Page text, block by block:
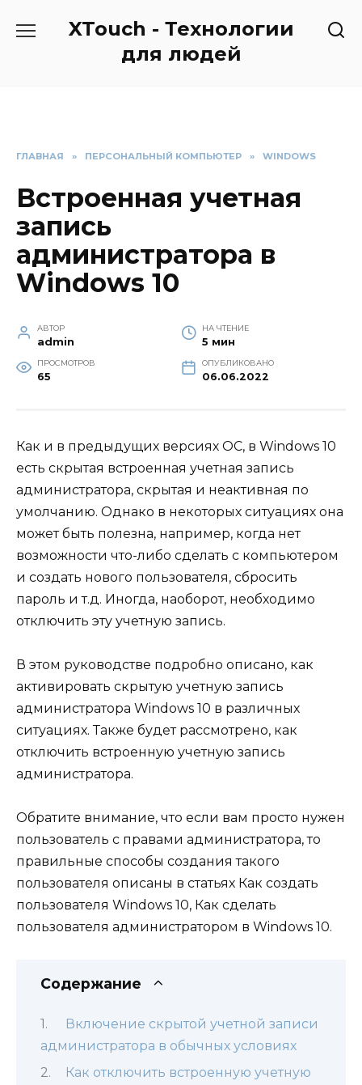
XTouch - Технологии
для людей
ГЛАВНАЯ » ПЕРСОНАЛЬНЫЙ КОМПЬЮТЕР » WINDOWS
Встроенная учетная
запись
администратора в
Windows 10
АВТОР
admin
НА ЧТЕНИЕ
5 мин
ПРОСМОТРОВ
65
ОПУБЛИКОВАНО
06.06.2022
Как и в предыдущих версиях ОС, в Windows 10
есть скрытая встроенная учетная запись
администратора, скрытая и неактивная по
умолчанию. Однако в некоторых ситуациях она
может быть полезна, например, когда нет
возможности что-либо сделать с компьютером
и создать нового пользователя, сбросить
пароль и т.д. Иногда, наоборот, необходимо
отключить эту учетную запись.
В этом руководстве подробно описано, как
активировать скрытую учетную запись
администратора Windows 10 в различных
ситуациях. Также будет рассмотрено, как
отключить встроенную учетную запись
администратора.
Обратите внимание, что если вам просто нужен
пользователь с правами администратора, то
правильные способы создания такого
пользователя описаны в статьях Как создать
пользователя Windows 10, Как сделать
пользователя администратором в Windows 10.
Содержание
Включение скрытой учетной записи
администратора в обычных условиях
Как отключить встроенную учетную